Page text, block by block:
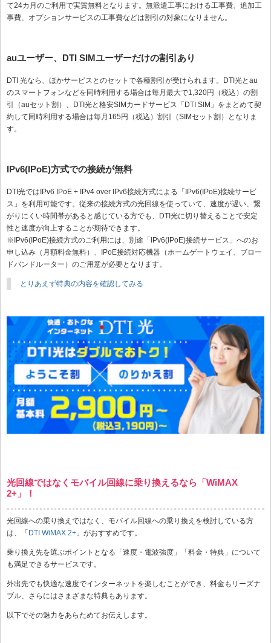
て24カ月のご利用で実質無料となります。無派遣工事における工事費、追加工
事費、オプションサービスの工事費などは割引の対象になりません。
auユーザー、DTI SIMユーザーだけの割引あり
DTI 光なら、ほかサービスとのセットで各種割引が受けられます。DTI光とau
のスマートフォンなどを同時利用する場合は毎月最大で1,320円（税込）の割
引（auセット割）、DTI光と格安SIMカードサービス「DTI SIM」をまとめて契
約して同時利用する場合は毎月165円（税込）割引（SIMセット割）となりま
す。
IPv6(IPoE)方式での接続が無料
DTI光ではIPv6 IPoE + IPv4 over IPv6接続方式による「IPv6(IPoE)接続サービ
ス」を利用可能です。従来の接続方式の光回線を使っていて、速度が遅い、繋
がりにくい時間帯があると感じている方でも、DTI光に切り替えることで安定
性と速度が向上することが期待できます。
※IPv6(IPoE)接続方式のご利用には、別途「IPv6(IPoE)接続サービス」へのお
申し込み（月額料金無料）、IPoE接続対応機器（ホームゲートウェイ、ブロー
ドバンドルーター）のご用意が必要となります。
とりあえず特典の内容を確認してみる
光回線ではなくモバイル回線に乗り換えるなら「WiMAX
2+」！
光回線への乗り換えではなく、モバイル回線への乗り換えを検討している方
は、「DTI WiMAX 2+ 」がおすすめです。
乗り換え先を選ぶポイントとなる「速度・電波強度」「料金・特典」について
も満足できるサービスです。
外出先でも快適な速度でインターネットを楽しむことができ、料金もリーズナ
ブル、さらにはさまざまな特典もあります。
以下でその魅力をあらためてお伝えします。